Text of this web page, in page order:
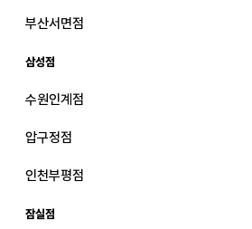
관악서울대입구점
광주상무점
부산서면점
삼성점
수원인계점
압구정점
인천부평점
잠실점